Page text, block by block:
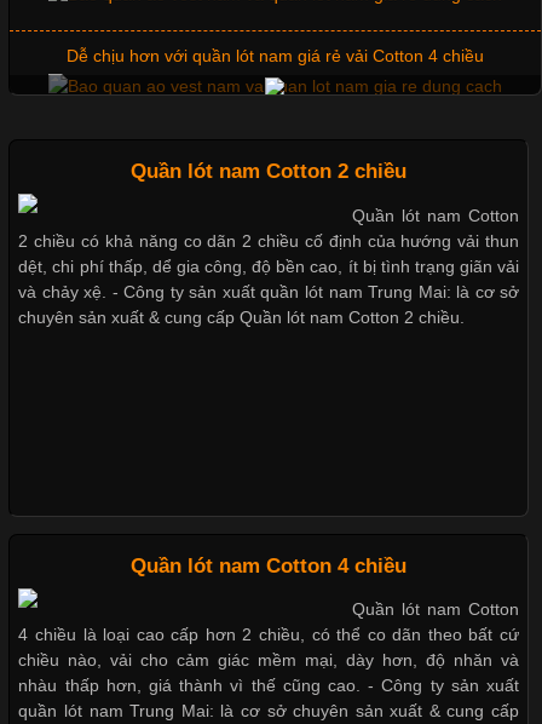
đơn vị lựa chọn hiện nay là sử dụng áo thun đồng phục công ty.
Không chỉ giúp tạo sự đồng bộ, áo thun
Chất Liệu Lycra Có Gì Đặc Biệt Trong Ngành Thời Trang?
Cập nhật 2026-05-27 17:03:46
Vải Lycra Là Gì? Chất Liệu Co Giãn Được Ưa Chuộng Trong
Chất Liệu Bamboo Xu Hướng Mới Trong Ngành Thời Trang
Cập nhật 2026-05-21 14:59:25
Trong những năm gần đây, vải Bamboo đang trở thành một
trong những chất liệu được yêu thích trong ngành thời trang
nhờ đặc tính mềm mại, thoáng khí và thân thiện với môi trường.
Mẫu quần short quần lót nam nữ hè thu 2017
Xu hướng thời trang trẻ và quần lót nam giá sỉ
Những mẩu quần lót nam thông dụng hiện nay
Bộ sưu tập quần lót nam Boxer TpHCM
Quần lót nam boxer thun lạnh
Quần lót nam Cotton 2 chiều
Quần lót nam Cotton
2 chiều có khả năng co dãn 2 chiều cố định của hướng vải thun
dệt, chi phí thấp, dể gia công, độ bền cao, ít bị tình trạng giãn vải
và chảy xệ. - Công ty sản xuất quần lót nam Trung Mai: là cơ sở
chuyên sản xuất & cung cấp Quần lót nam Cotton 2 chiều.
Quần lót nam Cotton 4 chiều
Quần lót nam Cotton
4 chiều là loại cao cấp hơn 2 chiều, có thể co dãn theo bất cứ
chiều nào, vải cho cảm giác mềm mại, dày hơn, độ nhăn và
nhàu thấp hơn, giá thành vì thế cũng cao. - Công ty sản xuất
quần lót nam Trung Mai: là cơ sở chuyên sản xuất & cung cấp